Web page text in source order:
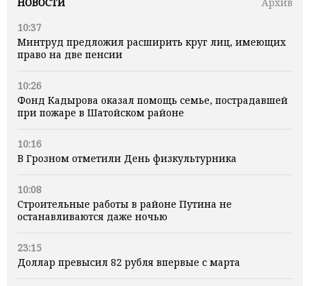
НОВОСТИ
Архив
10:37
Минтруд предложил расширить круг лиц, имеющих
право на две пенсии
10:26
Фонд Кадырова оказал помощь семье, пострадавшей
при пожаре в Шатойском районе
10:16
В Грозном отметили День физкультурника
10:08
Строительные работы в районе Путина не
останавливаются даже ночью
23:15
Доллар превысил 82 рубля впервые с марта